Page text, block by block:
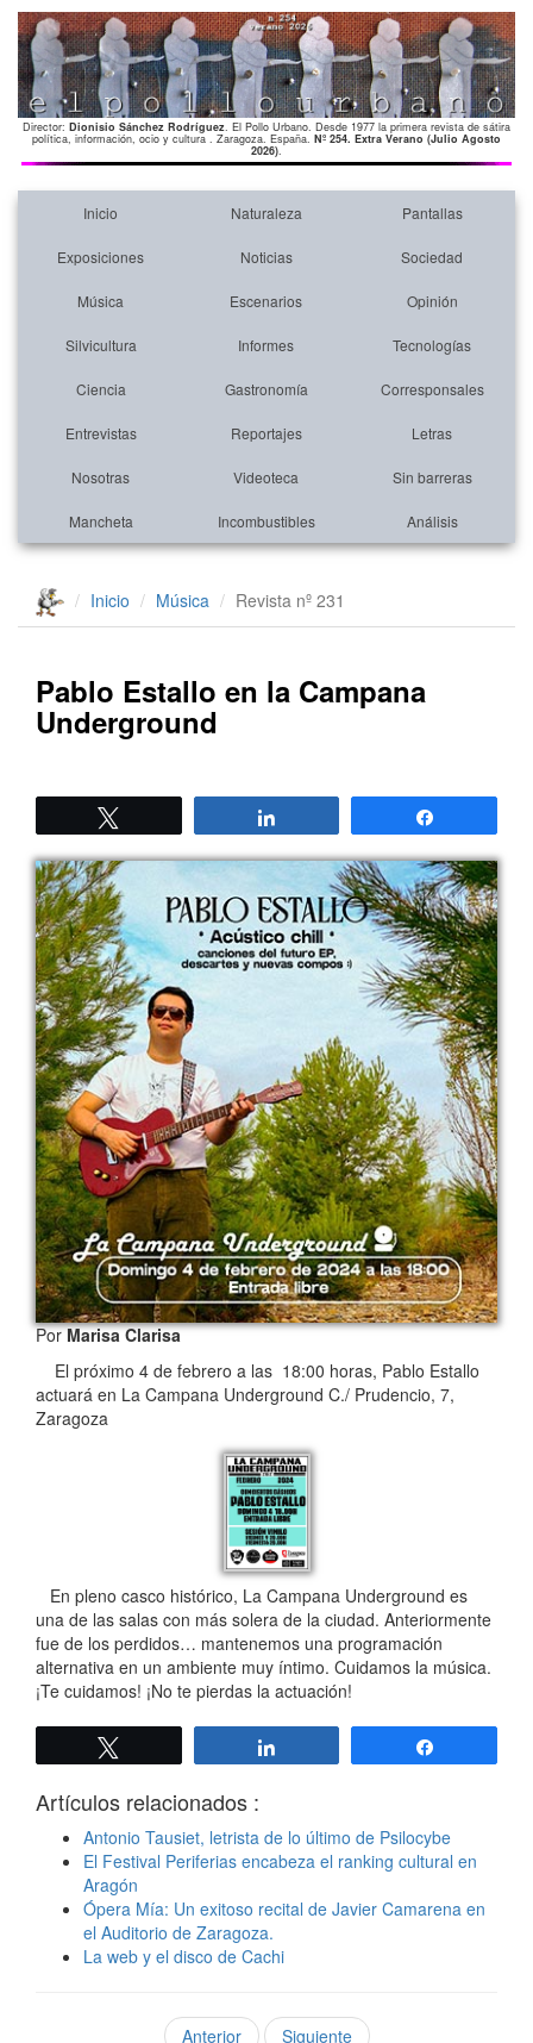
Director: Dionisio Sánchez Rodríguez. El Pollo Urbano. Desde 1977 la primera revista de sátira
política, información, ocio y cultura . Zaragoza. España. Nº 254. Extra Verano (Julio Agosto
2026).
Inicio Naturaleza Pantallas
Exposiciones Noticias Sociedad
Música Escenarios Opinión
Silvicultura Informes Tecnologías
Ciencia Gastronomía Corresponsales
Entrevistas Reportajes Letras
Nosotras Videoteca Sin barreras
Mancheta Incombustibles Análisis
Inicio Música Revista nº 231
Pablo Estallo en la Campana
Underground
PorMarisa Clarisa
El próximo 4 de febrero a las 18:00 horas, Pablo Estallo
actuará en La Campana Underground C./ Prudencio, 7,
Zaragoza
En pleno casco histórico, La Campana Underground es
una de las salas con más solera de la ciudad. Anteriormente
fue de los perdidos… mantenemos una programación
alternativa en un ambiente muy íntimo. Cuidamos la música.
¡Te cuidamos! ¡No te pierdas la actuación!
Artículos relacionados :
Antonio Tausiet, letrista de lo último de Psilocybe
El Festival Periferias encabeza el ranking cultural en
Aragón
Ópera Mía: Un exitoso recital de Javier Camarena en
el Auditorio de Zaragoza.
La web y el disco de Cachi
Anterior Siguiente